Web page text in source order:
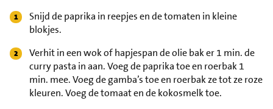
Snijd de paprika in reepjes en de tomaten in kleine
blokjes.
Verhit in een wok of hapjespan de olie bak er 1 min. de
curry pasta in aan. Voeg de paprika toe en roerbak 1
min. mee. Voeg de gamba’s toe en roerbak ze tot ze roze
kleuren. Voeg de tomaat en de kokosmelk toe.